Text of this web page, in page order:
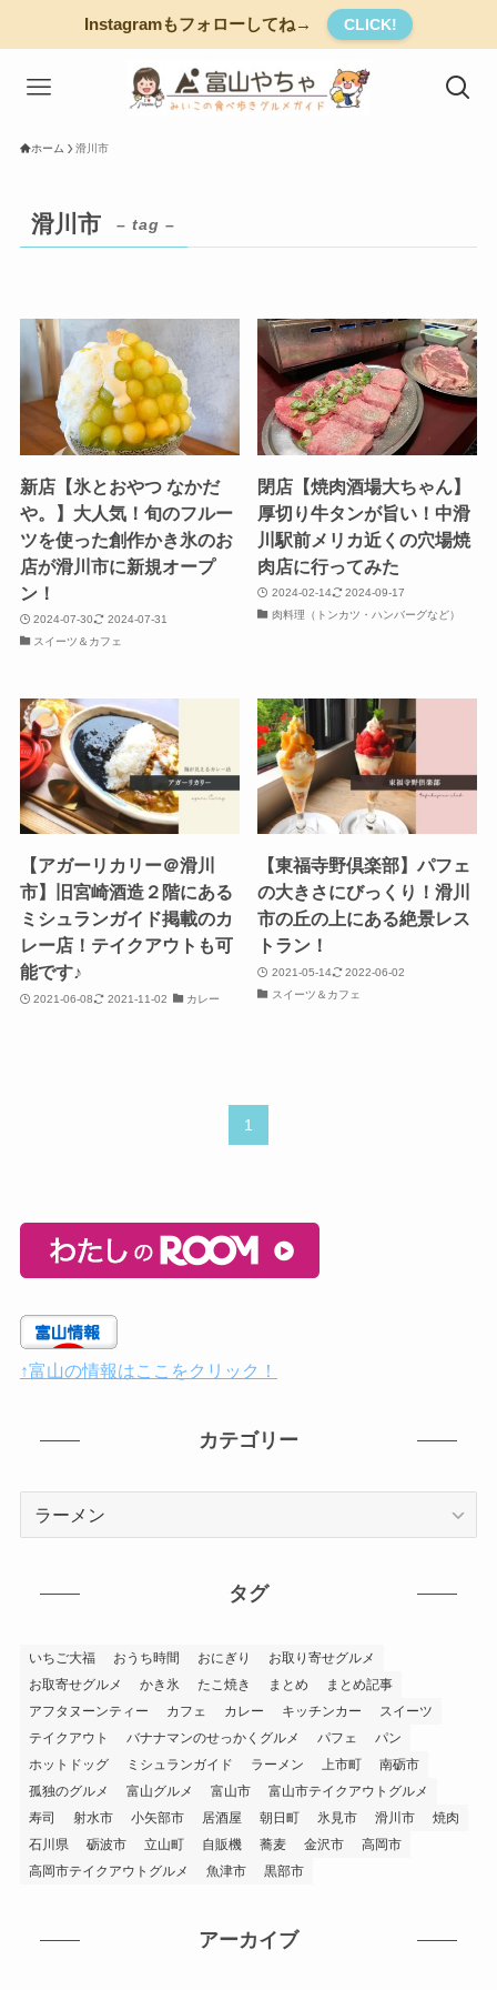
Instagramもフォローしてね→ CLICK!
ホーム 滑川市
滑川市 – tag –
新店【氷とおやつ なかだ
や。】大人気！旬のフルー
ツを使った創作かき氷のお
店が滑川市に新規オープ
ン！
2024-07-30
2024-07-31
スイーツ＆カフェ
閉店【焼肉酒場大ちゃん】
厚切り牛タンが旨い！中滑
川駅前メリカ近くの穴場焼
肉店に行ってみた
2024-02-14
2024-09-17
肉料理（トンカツ・ハンバーグなど）
【アガーリカリー＠滑川
市】旧宮崎酒造２階にある
ミシュランガイド掲載のカ
レー店！テイクアウトも可
能です♪
2021-06-08 2021-11-02 カレー
【東福寺野倶楽部】パフェ
の大きさにびっくり！滑川
市の丘の上にある絶景レス
トラン！
2021-05-14
2022-06-02
スイーツ＆カフェ
1
↑富山の情報はここをクリック！
カテゴリー
タグ
いちご大福 おうち時間 おにぎり
お取り寄せグルメ
お取寄せグルメ
かき氷 たこ焼き まとめ
まとめ記事
アフタヌーンティー
カフェ カレー キッチンカー
スイーツ
テイクアウト
バナナマンのせっかくグルメ パフェ
パン
ホットドッグ
ミシュランガイド ラーメン 上市町
南砺市
孤独のグルメ
富山グルメ 富山市
富山市テイクアウトグルメ
寿司
射水市 小矢部市 居酒屋 朝日町 氷見市 滑川市
焼肉
石川県
砺波市 立山町 自販機 蕎麦 金沢市
高岡市
高岡市テイクアウトグルメ
魚津市 黒部市
アーカイブ